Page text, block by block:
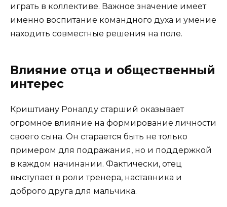
играть в коллективе. Важное значение имеет
именно воспитание командного духа и умение
находить совместные решения на поле.
Влияние отца и общественный
интерес
Криштиану Роналду старший оказывает
огромное влияние на формирование личности
своего сына. Он старается быть не только
примером для подражания, но и поддержкой
в каждом начинании. Фактически, отец
выступает в роли тренера, наставника и
доброго друга для мальчика.